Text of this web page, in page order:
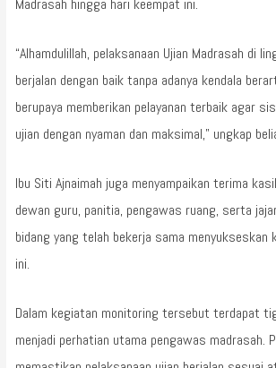
“Alhamdulillah, pelaksanaan Ujian Madrasah di
berjalan dengan baik tanpa adanya kendala
berupaya memberikan pelayanan terbaik agar
ujian dengan nyaman dan maksimal,” ungkap
Ibu Siti Ajnaimah juga menyampaikan terima
dewan guru, panitia, pengawas ruang, serta
bidang yang telah bekerja sama menyukseskan
ini.
Dalam kegiatan monitoring tersebut terdapat
menjadi perhatian utama pengawas madrasah.